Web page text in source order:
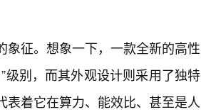
征。想象一下，一款全新的高性
级别，而其外观设计则采用了独特
着它在算力、能效比、甚至是人